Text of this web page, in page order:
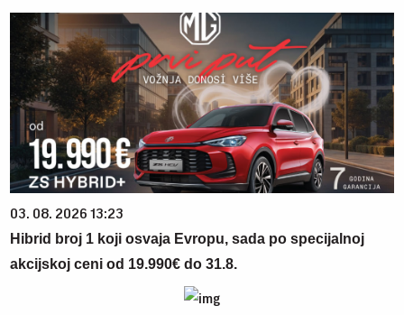
03. 08. 2026 13:23
Hibrid broj 1 koji osvaja Evropu, sada po specijalnoj
akcijskoj ceni od 19.990€ do 31.8.